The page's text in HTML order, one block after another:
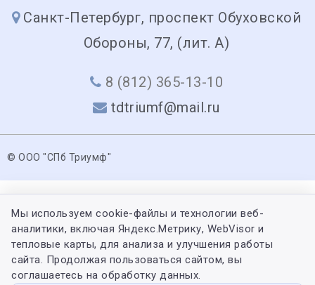
Санкт-Петербург, проспект Обуховской
Обороны, 77, (лит. А)
8 (812) 365-13-10
tdtriumf@mail.ru
© ООО "СПб Триумф"
Мы используем cookie-файлы и технологии веб-
аналитики, включая Яндекс.Метрику, WebVisor и
тепловые карты, для анализа и улучшения работы
сайта. Продолжая пользоваться сайтом, вы
соглашаетесь на обработку данных.